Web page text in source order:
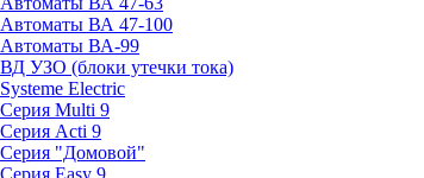
Автоматы ВА 47-100
Автоматы ВА-99
ВД УЗО (блоки утечки тока)
Systeme Electric
Серия Multi 9
Серия Acti 9
Серия "Домовой"
Серия Easy 9